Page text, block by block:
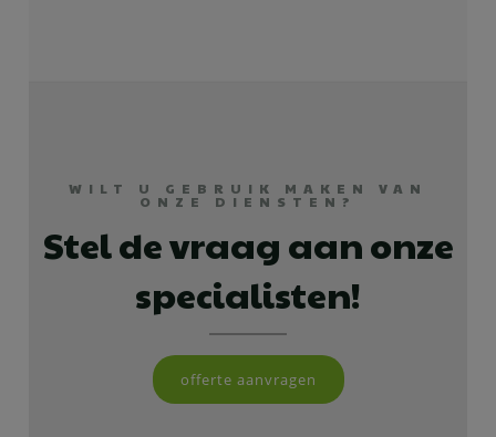
WILT U GEBRUIK MAKEN VAN
ONZE DIENSTEN?
Stel de vraag aan onze
specialisten!
offerte aanvragen